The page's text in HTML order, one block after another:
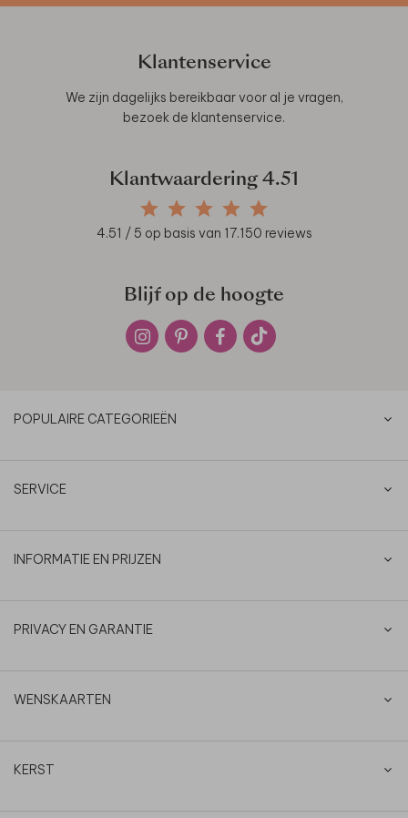
Klantenservice
We zijn dagelijks bereikbaar voor al je vragen,
bezoek de klantenservice.
Klantwaardering 4.51
4.51 / 5 op basis van 17.150 reviews
Blijf op de hoogte
POPULAIRE CATEGORIEËN
SERVICE
INFORMATIE EN PRIJZEN
PRIVACY EN GARANTIE
WENSKAARTEN
KERST